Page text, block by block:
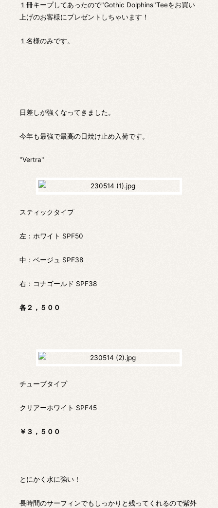
１冊キープしてあったので"Gothic Dolphins"Teeをお買い
上げのお客様にプレゼントしちゃいます！
１名様のみです。
日差しが強くなってきました。
今年も最強で最高の日焼け止め入荷です。
"Vertra"
スティックタイプ
左：ホワイト SPF50
中：ベージュ SPF38
右：コナゴールド SPF38
各２，５００
チューブタイプ
クリアーホワイト SPF45
￥３，５００
とにかく水に強い！
長時間のサーフィンでもしっかりと残ってくれるので紫外